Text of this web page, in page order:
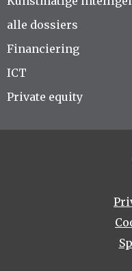
alle dossiers
Financiering
ICT
Private equity